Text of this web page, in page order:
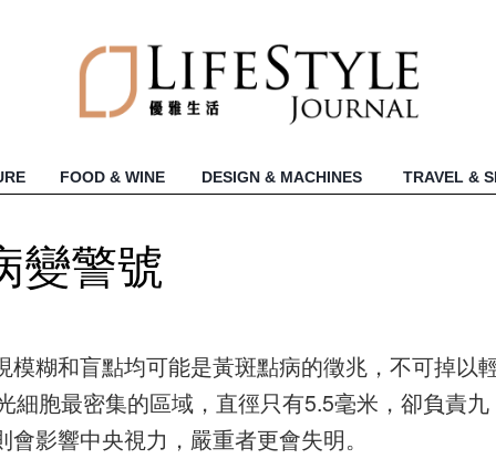
FOOD & WINE DESIGN & MACHINES TRAVEL &
警號
糊和盲點均可能是黃斑點病的徵兆，不可掉以
細胞最密集的區域，直徑只有5.5毫米，卻負責九
影響中央視力，嚴重者更會失明。